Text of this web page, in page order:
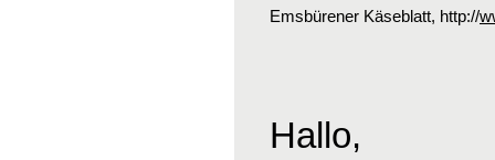
Emsbürener Käseblatt, http://
Hallo,